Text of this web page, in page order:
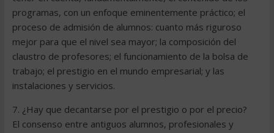
programas, con un enfoque eminentemente práctico; el
proceso de admisión de alumnos: cuanto más riguroso
mejor para que el nivel sea mayor; la composición del
claustro de profesores; el funcionamiento de la bolsa de
trabajo; el prestigio en el mundo empresarial; y las
instalaciones y servicios.
7. ¿Hay que decantarse por el prestigio o por el precio?
El consenso entre antiguos alumnos, profesionales y